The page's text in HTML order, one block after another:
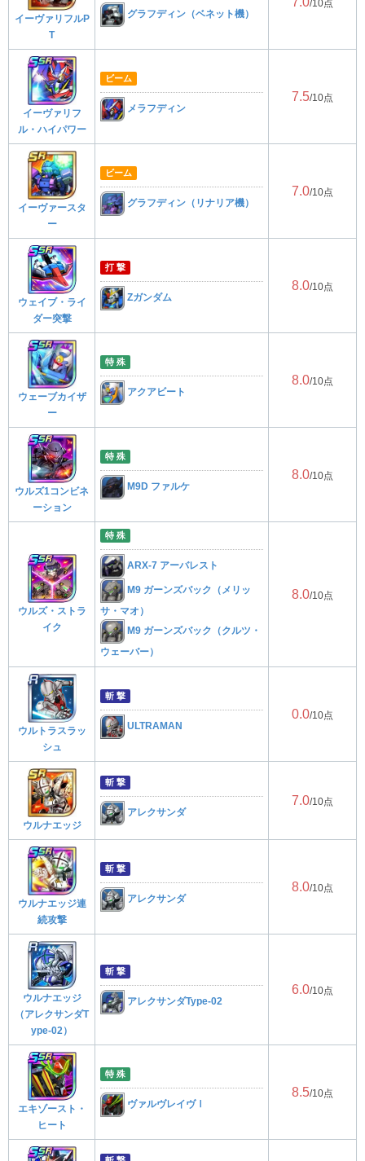
イーヴァリフルP
T
グラフディン（ベネット機）
/10点
イーヴァリフ
ル・ハイパワー
ビーム
メラフディン
7.5/10点
イーヴァースタ
ー
ビーム
グラフディン（リナリア機）
7.0/10点
ウェイブ・ライ
ダー突撃
打 撃
Zガンダム
8.0/10点
ウェーブカイザ
ー
特 殊
アクアビート
8.0/10点
ウルズ1コンビネ
ーション
特 殊
M9D ファルケ
8.0/10点
ウルズ・ストラ
イク
特 殊
ARX-7 アーバレスト
M9 ガーンズバック（メリッ
サ・マオ）
M9 ガーンズバック（クルツ・
ウェーバー）
8.0/10点
ウルトラスラッ
シュ
斬 撃
ULTRAMAN
0.0/10点
ウルナエッジ
斬 撃
アレクサンダ
7.0/10点
ウルナエッジ連
続攻撃
斬 撃
アレクサンダ
8.0/10点
ウルナエッジ
（アレクサンダT
ype-02）
斬 撃
アレクサンダType-02
6.0/10点
エキゾースト・
ヒート
特 殊
ヴァルヴレイヴⅠ
8.5/10点